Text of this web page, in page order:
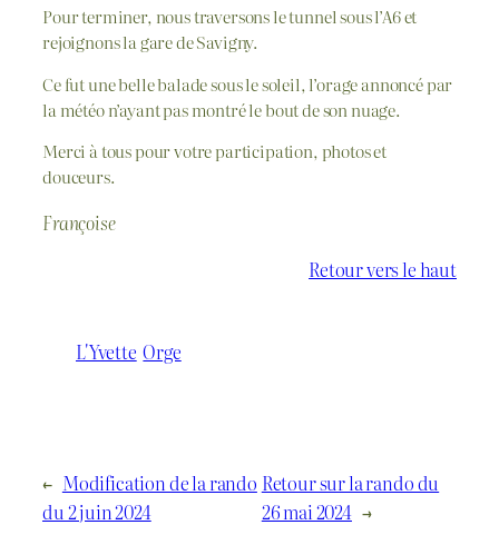
Pour terminer, nous traversons le tunnel sous l’A6 et
rejoignons la gare de Savigny.
Ce fut une belle balade sous le soleil, l’orage annoncé par
la météo n’ayant pas montré le bout de son nuage.
Merci à tous pour votre participation, photos et
douceurs.
Françoise
Retour vers le haut
L'Yvette Orge
← Modification de la rando
du 2 juin 2024
Retour sur la rando du
26 mai 2024 →